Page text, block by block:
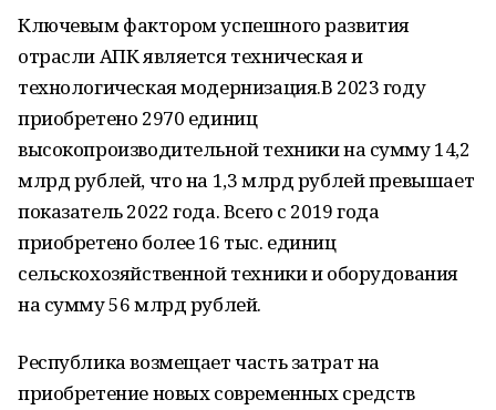
Ключевым фактором успешного развития
отрасли АПК является техническая и
технологическая модернизация.В 2023 году
приобретено 2970 единиц
высокопроизводительной техники на сумму 14,2
млрд рублей, что на 1,3 млрд рублей превышает
показатель 2022 года. Всего с 2019 года
приобретено более 16 тыс. единиц
сельскохозяйственной техники и оборудования
на сумму 56 млрд рублей.
Республика возмещает часть затрат на
приобретение новых современных средств